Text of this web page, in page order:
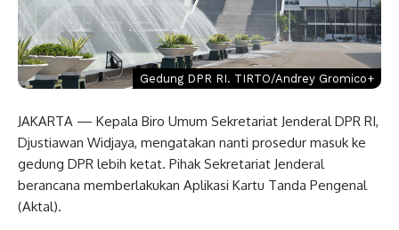
Gedung DPR RI. TIRTO/Andrey Gromico+
JAKARTA — Kepala Biro Umum Sekretariat Jenderal DPR RI,
Djustiawan Widjaya, mengatakan nanti prosedur masuk ke
gedung DPR lebih ketat. Pihak Sekretariat Jenderal
berancana memberlakukan Aplikasi Kartu Tanda Pengenal
(Aktal).